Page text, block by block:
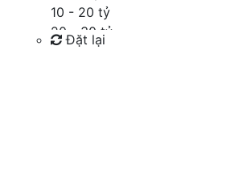
10 - 20 tỷ
20 - 30 tỷ
30 - 40 tỷ
Đặt lại